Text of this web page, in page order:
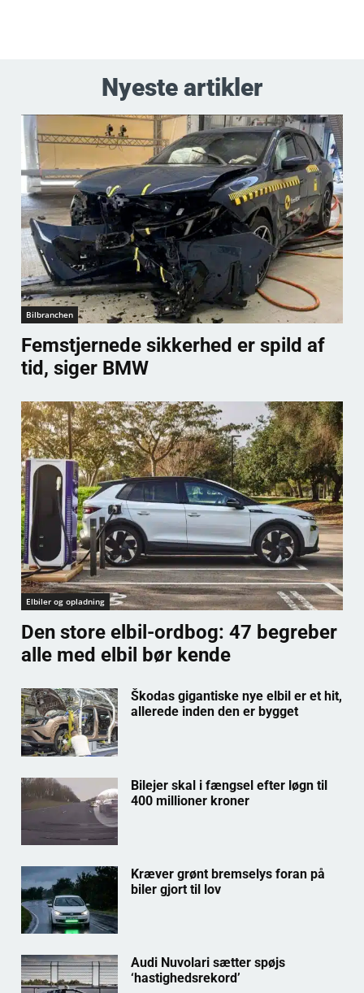
Nyeste artikler
Bilbranchen
Femstjernede sikkerhed er spild af
tid, siger BMW
Elbiler og opladning
Den store elbil-ordbog: 47 begreber
alle med elbil bør kende
Škodas gigantiske nye elbil er et hit,
allerede inden den er bygget
Bilejer skal i fængsel efter løgn til
400 millioner kroner
Kræver grønt bremselys foran på
biler gjort til lov
Audi Nuvolari sætter spøjs
‘hastighedsrekord’